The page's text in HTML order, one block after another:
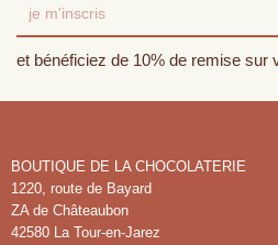
et bénéficiez de 10% de remise sur
BOUTIQUE DE LA CHOCOLATERIE
1220, route de Bayard
ZA de Châteaubon
42580 La Tour-en-Jarez